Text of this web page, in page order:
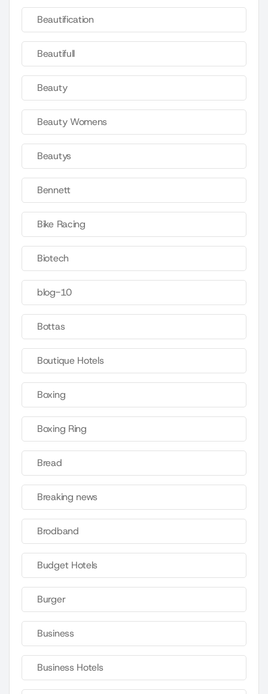
Beautification
Beautifull
Beauty
Beauty Womens
Beautys
Bennett
Bike Racing
Biotech
blog-10
Bottas
Boutique Hotels
Boxing
Boxing Ring
Bread
Breaking news
Brodband
Budget Hotels
Burger
Business
Business Hotels